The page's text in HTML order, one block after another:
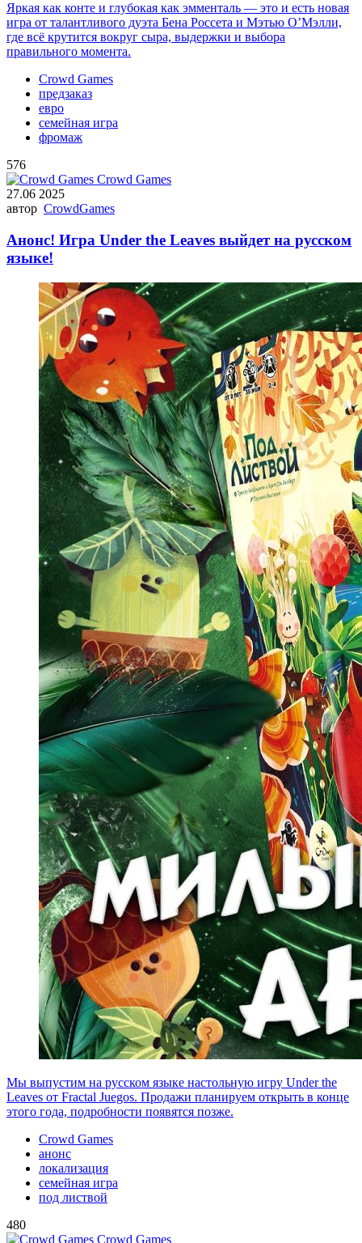
Яркая как конте и глубокая как эмменталь — это и есть новая
игра от талантливого дуэта Бена Россета и Мэтью О’Мэлли,
где всё крутится вокруг сыра, выдержки и выбора
правильного момента.
Crowd Games
предзаказ
евро
семейная игра
фромаж
576
Crowd Games
27.06 2025
автор CrowdGames
Анонс! Игра Under the Leaves выйдет на русском
языке!
Мы выпустим на русском языке настольную игру Under the
Leaves от Fractal Juegos. Продажи планируем открыть в конце
этого года, подробности появятся позже.
Crowd Games
анонс
локализация
семейная игра
под листвой
480
Crowd Games